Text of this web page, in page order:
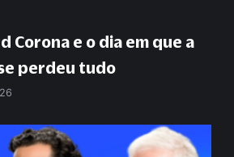
Corona e o dia em que a
perdeu tudo